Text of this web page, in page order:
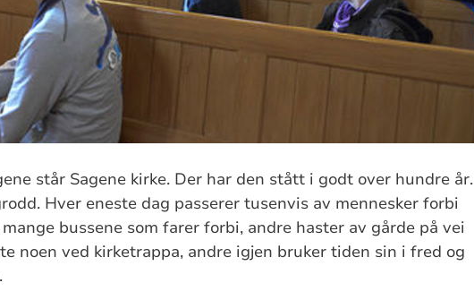
står Sagene kirke. Der har den stått i godt over hundre år.
Hver eneste dag passerer tusenvis av mennesker forbi
bussene som farer forbi, andre haster av gårde på vei
noen ved kirketrappa, andre igjen bruker tiden sin i fred og